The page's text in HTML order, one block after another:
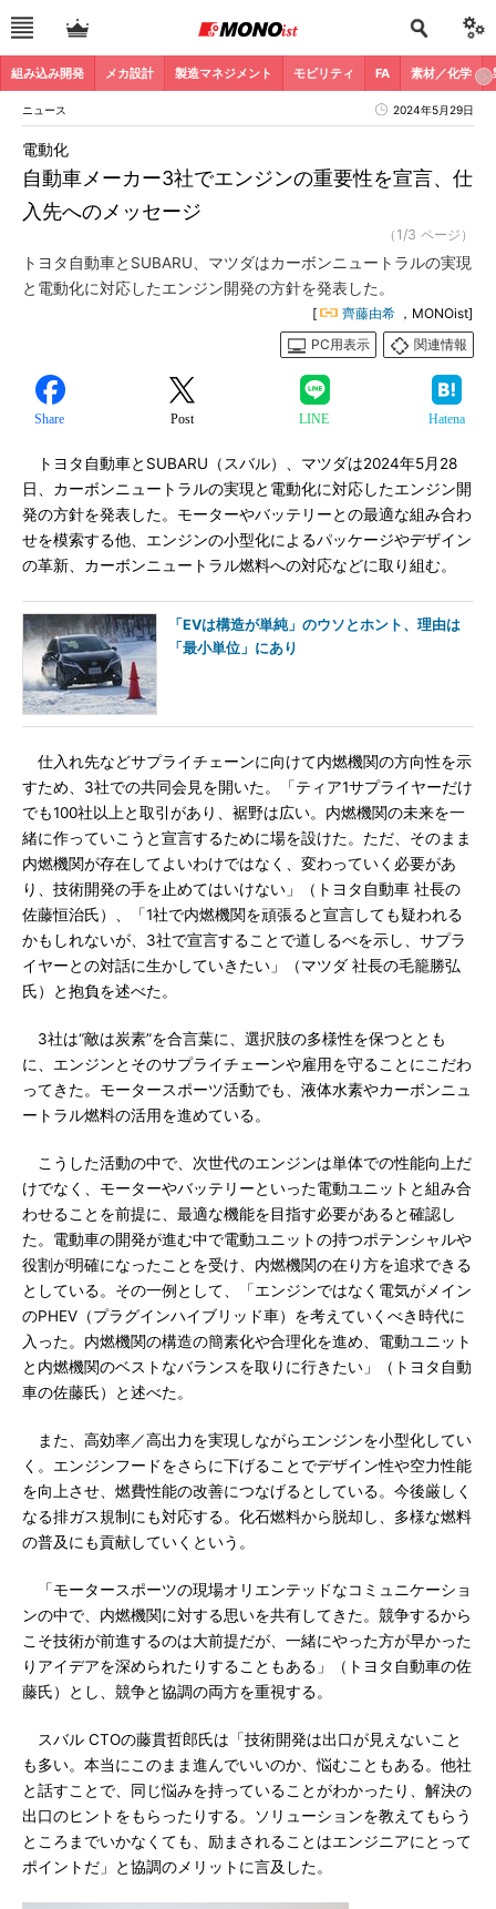
組み込み開発 メカ設計 製造マネジメント モビリティ FA 素材／化学
ニュース 2024年5月29日
自動車メーカー3社でエンジンの重要性を宣言、仕
入先へのメッセージ
電動化
（1/3 ページ）
トヨタ自動車とSUBARU、マツダはカーボンニュートラルの実現
と電動化に対応したエンジン開発の方針を発表した。
[ 齊藤由希 ，MONOist]
PC用表示
関連情報
Share Post LINE Hatena
トヨタ自動車とSUBARU（スバル）、マツダは2024年5月28
日、カーボンニュートラルの実現と電動化に対応したエンジン開
発の方針を発表した。モーターやバッテリーとの最適な組み合わ
せを模索する他、エンジンの小型化によるパッケージやデザイン
の革新、カーボンニュートラル燃料への対応などに取り組む。
「EVは構造が単純」のウソとホント、理由は
「最小単位」にあり
仕入れ先などサプライチェーンに向けて内燃機関の方向性を示
すため、3社での共同会見を開いた。「ティア1サプライヤーだけ
でも100社以上と取引があり、裾野は広い。内燃機関の未来を一
緒に作っていこうと宣言するために場を設けた。ただ、そのまま
内燃機関が存在してよいわけではなく、変わっていく必要があ
り、技術開発の手を止めてはいけない」（トヨタ自動車 社長の
佐藤恒治氏）、「1社で内燃機関を頑張ると宣言しても疑われる
かもしれないが、3社で宣言することで道しるべを示し、サプラ
イヤーとの対話に生かしていきたい」（マツダ 社長の毛籠勝弘
氏）と抱負を述べた。
3社は“敵は炭素”を合言葉に、選択肢の多様性を保つととも
に、エンジンとそのサプライチェーンや雇用を守ることにこだわ
ってきた。モータースポーツ活動でも、液体水素やカーボンニュ
ートラル燃料の活用を進めている。
こうした活動の中で、次世代のエンジンは単体での性能向上だ
けでなく、モーターやバッテリーといった電動ユニットと組み合
わせることを前提に、最適な機能を目指す必要があると確認し
た。電動車の開発が進む中で電動ユニットの持つポテンシャルや
役割が明確になったことを受け、内燃機関の在り方を追求できる
としている。その一例として、「エンジンではなく電気がメイン
のPHEV（プラグインハイブリッド車）を考えていくべき時代に
入った。内燃機関の構造の簡素化や合理化を進め、電動ユニット
と内燃機関のベストなバランスを取りに行きたい」（トヨタ自動
車の佐藤氏）と述べた。
また、高効率／高出力を実現しながらエンジンを小型化してい
く。エンジンフードをさらに下げることでデザイン性や空力性能
を向上させ、燃費性能の改善につなげるとしている。今後厳しく
なる排ガス規制にも対応する。化石燃料から脱却し、多様な燃料
の普及にも貢献していくという。
「モータースポーツの現場オリエンテッドなコミュニケーショ
ンの中で、内燃機関に対する思いを共有してきた。競争するから
こそ技術が前進するのは大前提だが、一緒にやった方が早かった
りアイデアを深められたりすることもある」（トヨタ自動車の佐
藤氏）とし、競争と協調の両方を重視する。
スバル CTOの藤貫哲郎氏は「技術開発は出口が見えないこと
も多い。本当にこのまま進んでいいのか、悩むこともある。他社
と話すことで、同じ悩みを持っていることがわかったり、解決の
出口のヒントをもらったりする。ソリューションを教えてもらう
ところまでいかなくても、励まされることはエンジニアにとって
ポイントだ」と協調のメリットに言及した。